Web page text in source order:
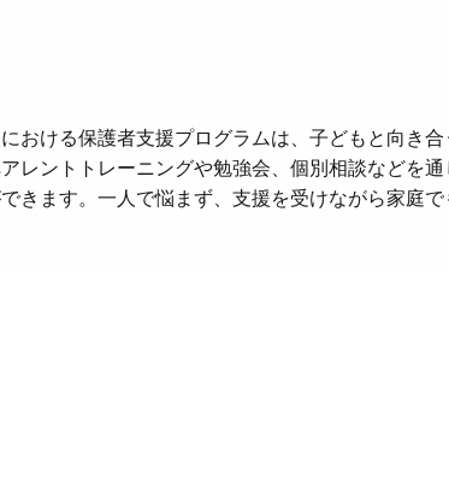
おける保護者支援プログラムは、子どもと向き
レントトレーニングや勉強会、個別相談などを
きます。一人で悩まず、支援を受けながら家庭